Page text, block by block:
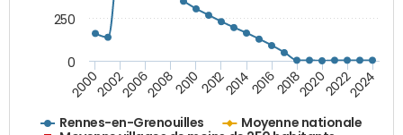
Rennes-en-Grenouilles
Moyenne nationale
200020022006200820102012201420162018202020222024
0
250